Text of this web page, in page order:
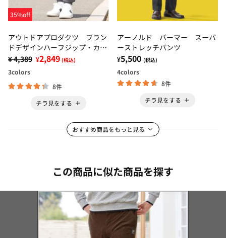
35%off
アウトドアプロダクツ ブラン
ドデザインハーフジップ・カー
ゴパンツ
¥ 4,389 ¥2,849 (税込)
3colors
8件
チラ見をする
アーノルド パーマー スーパ
ーストレッチパンツ
¥5,500 (税込)
4colors
8件
チラ見をする
おすすめ商品をもっと見る
この商品に似た商品を探す